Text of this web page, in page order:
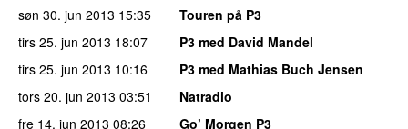
søn 30. jun 2013 15:35
Touren på P3
tirs 25. jun 2013 18:07
P3 med David Mandel
tirs 25. jun 2013 10:16
P3 med Mathias Buch Jensen
tors 20. jun 2013 03:51
Natradio
fre 14. jun 2013 08:26
Go’ Morgen P3